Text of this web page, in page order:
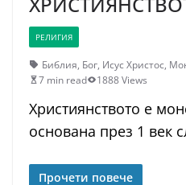
РЕЛИГИЯ
Библия, Бог, Исус Христос,
7 min read
1888 Views
Християнството е
основана през 1 век
Прочети повече